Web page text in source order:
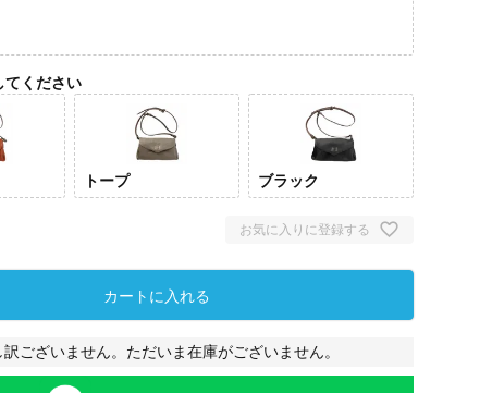
てください
トープ ブラック
お気に入りに登録する
カートに入れる
訳ございません。ただいま在庫がございません。